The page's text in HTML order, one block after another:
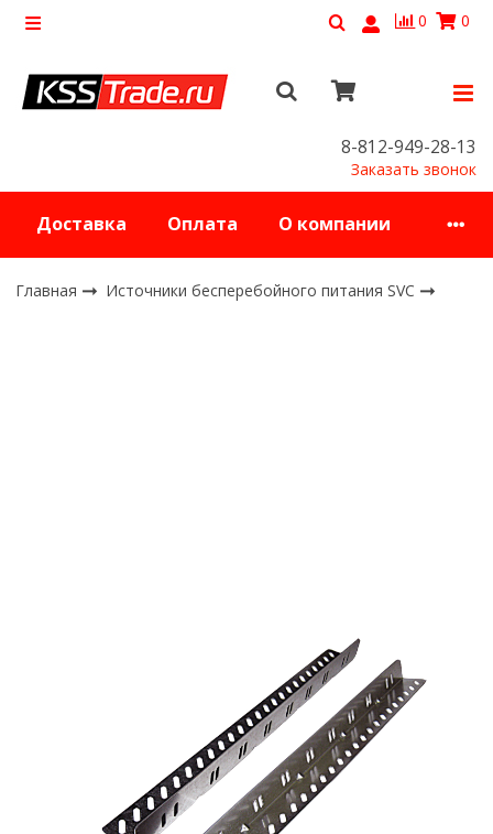
0 0
8-812-949-28-13
Заказать звонок
Доставка Оплата О компании
Главная Источники бесперебойного питания SVC